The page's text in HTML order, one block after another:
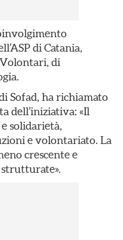
di Catania,
Volontari, di
Sofad, ha richiamato
dell’iniziativa: «Il
solidarietà,
e volontariato. La
crescente e